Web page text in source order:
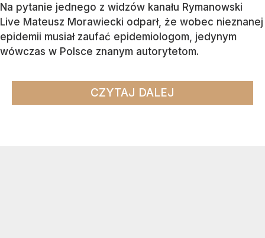
Na pytanie jednego z widzów kanału Rymanowski
Live Mateusz Morawiecki odparł, że wobec nieznanej
epidemii musiał zaufać epidemiologom, jedynym
wówczas w Polsce znanym autorytetom.
CZYTAJ DALEJ